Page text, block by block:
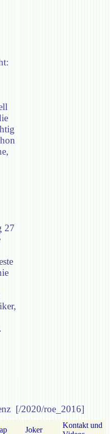
27
[/2020/roe_2016]
Joker
Kontakt und